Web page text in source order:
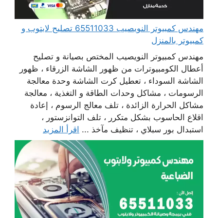
مهندس كمبيوتر النويصيب 65511033 تصليح لابتوب و
كمبيوتر بالمنزل
مهندس كمبيوتر النويصيب المختص بصيانة و تصليح
أعطال الكومبيوترات من ظهور الشاشة الزرقاء ، ظهور
الشاشة السوداء ، تعطيل كرت الشاشة وحدة معالجة
الرسومات ، مشاكل وحدات الطاقة و التغذية ، معالجة
مشاكل الحرارة الزائدة ، تلف معالج الرسوم ، إعادة
اقلاع الحاسوب بشكل متكرر ، تلف التوانزستور ،
استبدال بور سبلاي ، تنظيف مآخذ ... اقرأ المزيد